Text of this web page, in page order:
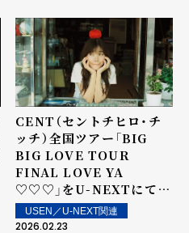
CENT（セントチヒロ・チ
ッチ）全国ツアー「BIG
BIG LOVE TOUR
FINAL LOVE YA
♡♡♡」をU-NEXTにて独
占ライブ配信！
USEN／U-NEXT関連
2026.02.23